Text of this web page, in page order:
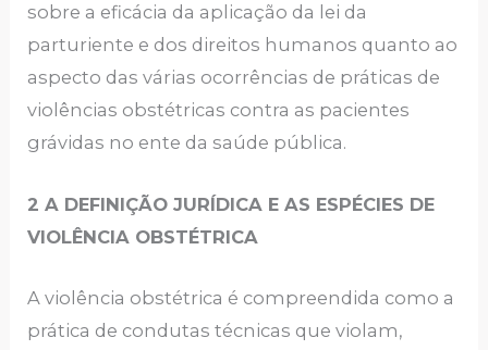
sobre a eficácia da aplicação da lei da
parturiente e dos direitos humanos quanto ao
aspecto das várias ocorrências de práticas de
violências obstétricas contra as pacientes
grávidas no ente da saúde pública.
2 A DEFINIÇÃO JURÍDICA E AS ESPÉCIES DE
VIOLÊNCIA OBSTÉTRICA
A violência obstétrica é compreendida como a
prática de condutas técnicas que violam,